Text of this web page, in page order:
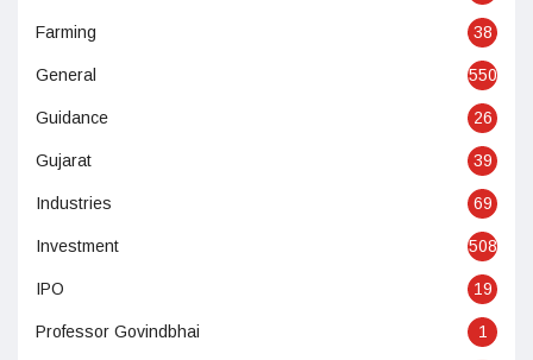
Farming 38
General 550
Guidance 26
Gujarat 39
Industries 69
Investment 508
IPO 19
Professor Govindbhai 1